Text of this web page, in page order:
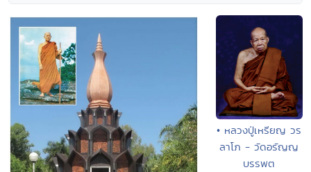
• หลวงปู่เหรียญ วร
ลาโภ - วัดอรัญญ
บรรพต